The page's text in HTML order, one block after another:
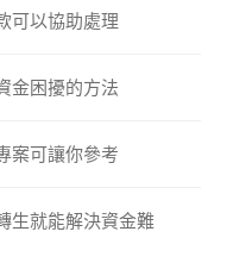
可以協助處理
金困擾的方法
案可讓你參考
生就能解決資金難